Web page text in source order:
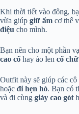
Khi thời tiết vào đông,
vừa giúp giữ ấm cơ thể
điệu cho mình.
Bạn nên cho một phần
cao cổ hay áo len cổ
Outfit này sẽ giúp các
hoặc đi hẹn hò. Bạn có
và đi cùng giày cao gót